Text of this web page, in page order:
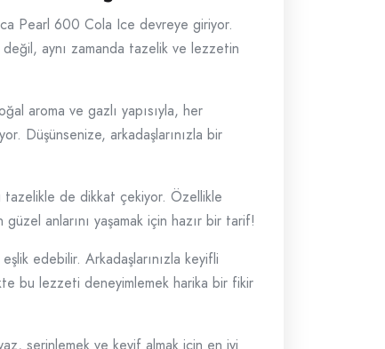
Pearl 600 Cola Ice devreye giriyor.
aynı zamanda tazelik ve lezzetin
aroma ve gazlı yapısıyla, her
Düşünsenize, arkadaşlarınızla bir
de dikkat çekiyor. Özellikle
anlarını yaşamak için hazır bir tarif!
edebilir. Arkadaşlarınızla keyifli
bu lezzeti deneyimlemek harika bir fikir